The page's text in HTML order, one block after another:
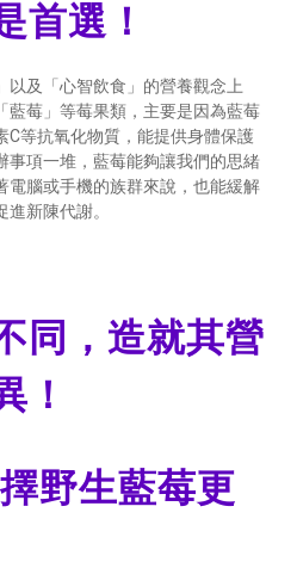
首選！
以及「心智飲食」的營養觀念上
藍莓」等莓果類，主要是因為藍莓
C等抗氧化物質，能提供身體保護
事項一堆，藍莓能夠讓我們的思緒
電腦或手機的族群來說，也能緩解
新陳代謝。
同，造就其營
！
野生藍莓更